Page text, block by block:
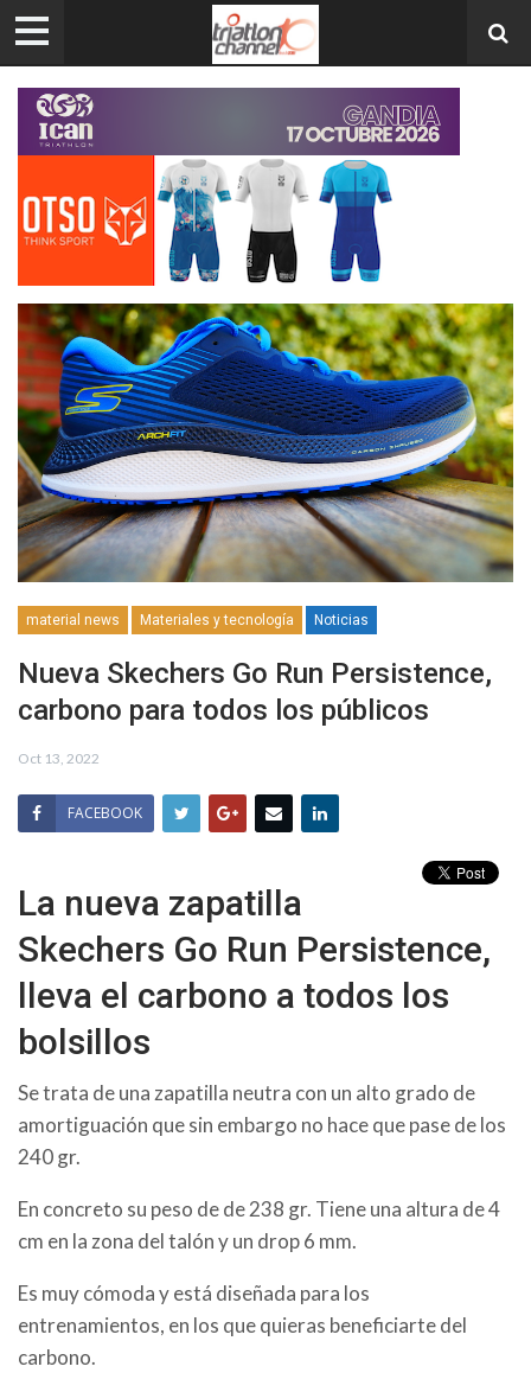
material news Materiales y tecnología Noticias
Nueva Skechers Go Run Persistence,
carbono para todos los públicos
Oct 13, 2022
FACEBOOK
La nueva zapatilla
Skechers Go Run Persistence,
lleva el carbono a todos los
bolsillos
Se trata de una zapatilla neutra con un alto grado de
amortiguación que sin embargo no hace que pase de los
240 gr.
En concreto su peso de de 238 gr. Tiene una altura de 4
cm en la zona del talón y un drop 6 mm.
Es muy cómoda y está diseñada para los
entrenamientos, en los que quieras beneficiarte del
carbono.